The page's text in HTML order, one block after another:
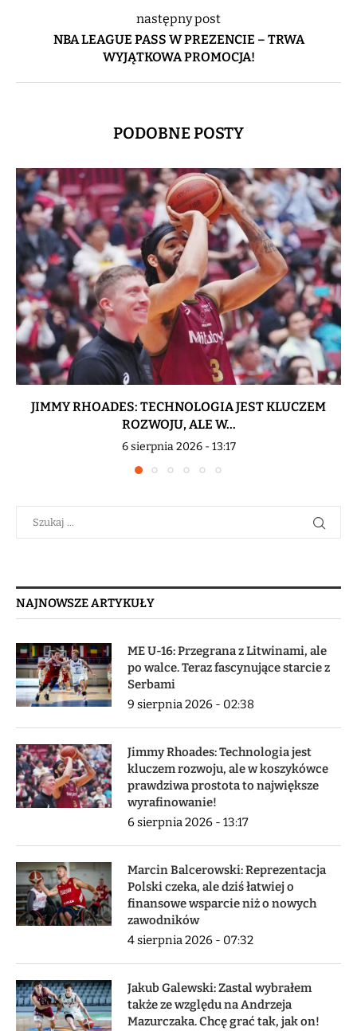
następny post
NBA LEAGUE PASS W PREZENCIE – TRWA
WYJĄTKOWA PROMOCJA!
PODOBNE POSTY
JIMMY RHOADES: TECHNOLOGIA JEST KLUCZEM
ROZWOJU, ALE W...
6 sierpnia 2026 - 13:17
NAJNOWSZE ARTYKUŁY
ME U-16: Przegrana z Litwinami, ale
po walce. Teraz fascynujące starcie z
Serbami
9 sierpnia 2026 - 02:38
Jimmy Rhoades: Technologia jest
kluczem rozwoju, ale w koszykówce
prawdziwa prostota to największe
wyrafinowanie!
6 sierpnia 2026 - 13:17
Marcin Balcerowski: Reprezentacja
Polski czeka, ale dziś łatwiej o
finansowe wsparcie niż o nowych
zawodników
4 sierpnia 2026 - 07:32
Jakub Galewski: Zastal wybrałem
także ze względu na Andrzeja
Mazurczaka. Chcę grać tak, jak on!